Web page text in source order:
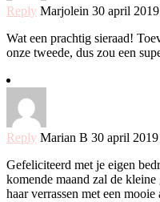
Reply Marjolein 30 april
Wat een prachtig sieraad!
onze tweede, dus zou een
Reply Marian B 30 april
Gefeliciteerd met je eigen
komende maand zal de
haar verrassen met een mooie